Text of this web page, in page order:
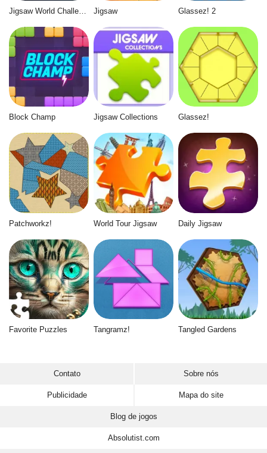
Jigsaw Glassez! 2
Block Champ Jigsaw Collections Glassez!
Patchworkz! World Tour Jigsaw Daily Jigsaw
Favorite Puzzles Tangramz! Tangled Gardens
Contato Sobre nós
Publicidade Mapa do site
Blog de jogos
Absolutist.com